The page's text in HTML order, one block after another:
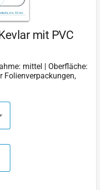
mit PVC
mittel | Oberfläche: